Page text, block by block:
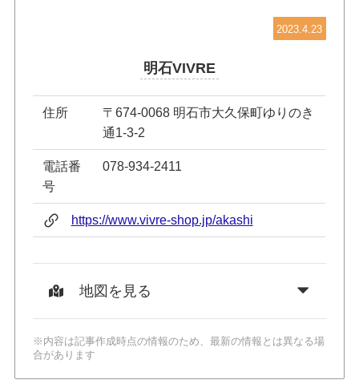
2023.4.23
明石VIVRE
住所
〒674-0068 明石市大久保町ゆりのき
通1-3-2
電話番
号
078-934-2411
https://www.vivre-shop.jp/akashi
地図を見る
※内容は記事作成時点の情報のため、最新の情報とは異なる場
合があります